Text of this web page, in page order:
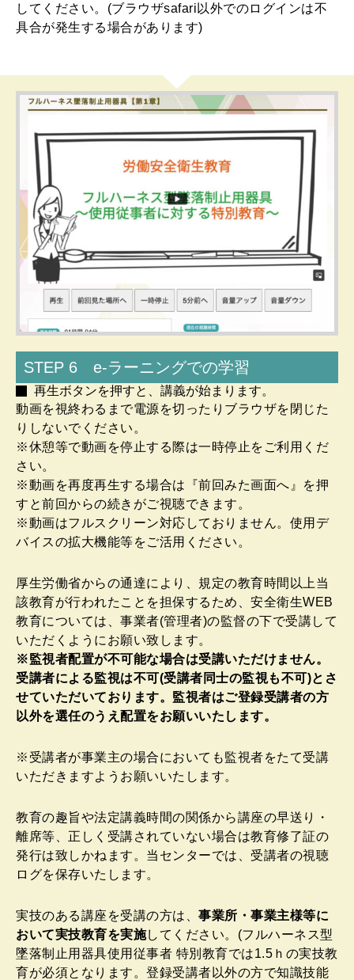
してください。(ブラウザsafari以外でのログインは不
具合が発生する場合があります)
STEP 6 e-ラーニングでの学習
再生ボタンを押すと、講義が始まります。
動画を視終わるまで電源を切ったりブラウザを閉じた
りしないでください。
※休憩等で動画を停止する際は一時停止をご利用くだ
さい。
※動画を再度再生する場合は『前回みた画面へ』を押
すと前回からの続きがご視聴できます。
※動画はフルスクリーン対応しておりません。使用デ
バイスの拡大機能等をご活用ください。
厚生労働省からの通達により、規定の教育時間以上当
該教育が行われたことを担保するため、安全衛生WEB
教育については、事業者(管理者)の監督の下で受講して
いただくようにお願い致します。
※監視者配置が不可能な場合は受講いただけません。
受講者による監視は不可(受講者同士の監視も不可)とさ
せていただいております。監視者はご登録受講者の方
以外を選任のうえ配置をお願いいたします。
※受講者が事業主の場合においても監視者をたて受講
いただきますようお願いいたします。
教育の趣旨や法定講義時間の関係から講座の早送り・
離席等、正しく受講されていない場合は教育修了証の
発行は致しかねます。当センターでは、受講者の視聴
ログを保存いたします。
実技のある講座を受講の方は、 事業所・事業主様等に
おいて実技教育を実施してください。(フルハーネス型
墜落制止用器具使用従事者 特別教育では1.5ｈの実技教
育が必須となります。登録受講者以外の方で知識技能